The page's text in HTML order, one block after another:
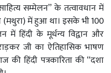
सम्मेलन” के तत्वावधान में
में हुआ था। इसके भी 100
हिंदी के मूर्धन्य विद्वान और
जी का ऐतिहासिक भाषण
हिंदी पत्रकारिता की “दशा